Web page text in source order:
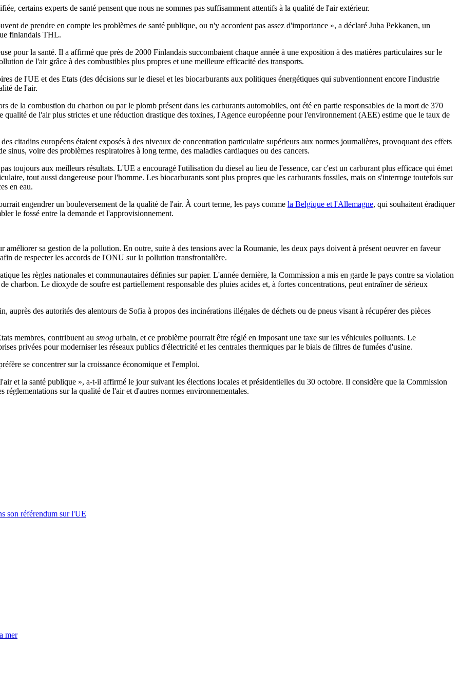
certains experts de santé pensent que nous ne sommes pas suffisamment attentifs à la qualité de l'air extérieur.
de prendre en compte les problèmes de santé publique, ou n'y accordent pas assez d'importance », a déclaré Juha Pekkanen, un
finlandais THL.
pour la santé. Il a affirmé que près de 2000 Finlandais succombaient chaque année à une exposition à des matières particulaires sur le
de l'air grâce à des combustibles plus propres et une meilleure efficacité des transports.
de l'UE et des Etats (des décisions sur le diesel et les biocarburants aux politiques énergétiques qui subventionnent encore l'industrie
de l'air.
de la combustion du charbon ou par le plomb présent dans les carburants automobiles, ont été en partie responsables de la mort de 370
qualité de l'air plus strictes et une réduction drastique des toxines, l'Agence européenne pour l'environnement (AEE) estime que le taux de
citadins européens étaient exposés à des niveaux de concentration particulaire supérieurs aux normes journalières, provoquant des effets
sinus, voire des problèmes respiratoires à long terme, des maladies cardiaques ou des cancers.
toujours aux meilleurs résultats. L'UE a encouragé l'utilisation du diesel au lieu de l'essence, car c'est un carburant plus efficace qui émet
tout aussi dangereuse pour l'homme. Les biocarburants sont plus propres que les carburants fossiles, mais on s'interroge toutefois sur
en eau.
engendrer un bouleversement de la qualité de l'air. À court terme, les pays comme la Belgique et l'Allemagne, qui souhaitent éradiquer
le fossé entre la demande et l'approvisionnement.
sa gestion de la pollution. En outre, suite à des tensions avec la Roumanie, les deux pays doivent à présent oeuvrer en faveur
de respecter les accords de l'ONU sur la pollution transfrontalière.
les règles nationales et communautaires définies sur papier. L'année dernière, la Commission a mis en garde le pays contre sa violation
charbon. Le dioxyde de soufre est partiellement responsable des pluies acides et, à fortes concentrations, peut entraîner de sérieux
des autorités des alentours de Sofia à propos des incinérations illégales de déchets ou de pneus visant à récupérer des pièces
membres, contribuent au smog urbain, et ce problème pourrait être réglé en imposant une taxe sur les véhicules polluants. Le
privées pour moderniser les réseaux publics d'électricité et les centrales thermiques par le biais de filtres de fumées d'usine.
se concentrer sur la croissance économique et l'emploi.
et la santé publique », a-t-il affirmé le jour suivant les élections locales et présidentielles du 30 octobre. Il considère que la Commission
réglementations sur la qualité de l'air et d'autres normes environnementales.
son référendum sur l'UE
mer